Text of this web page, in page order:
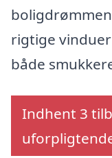
rigtige
både
Indhent 3